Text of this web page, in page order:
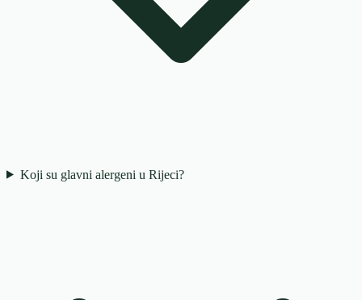
Koji su glavni alergeni u Rijeci?